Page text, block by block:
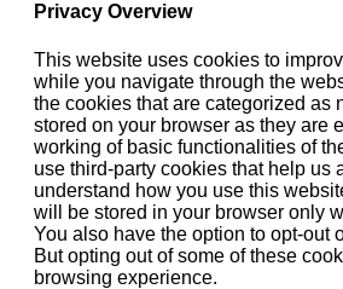
Privacy Overview
This website uses cookies to
while you navigate through the
the cookies that are categorized as
stored on your browser as they are
working of basic functionalities of
use third-party cookies that help us
understand how you use this
will be stored in your browser only
You also have the option to opt-out
But opting out of some of these
browsing experience.